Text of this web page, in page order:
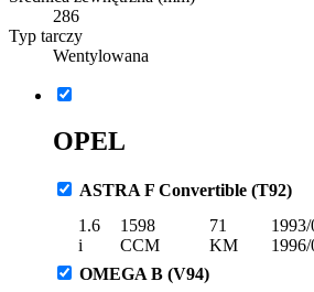
286
Typ tarczy
Wentylowana
OPEL
ASTRA F Convertible (T92)
1.6
i
1598
CCM
71
KM
1996/
OMEGA B (V94)